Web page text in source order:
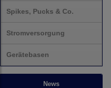
Spikes, Pucks & Co.
Stromversorgung
Gerätebasen
News